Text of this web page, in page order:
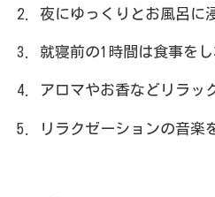
夜にゆっくりとお風呂に
就寝前の1時間は食事を
アロマやお香などリラッ
リラクゼーションの音楽